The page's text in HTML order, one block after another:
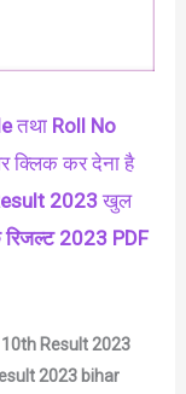
तथा Roll No
क्लिक कर देना है
2023खुल
रिजल्ट 2023 PDF
Result 2023
2023 bihar